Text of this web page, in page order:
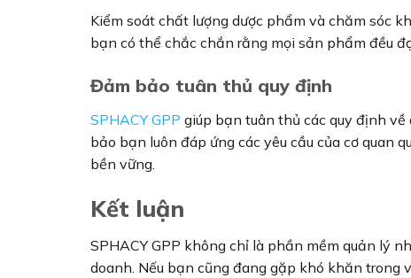
Kiểm soát chất lượng dược phẩm và chăm sóc
bạn có thể chắc chắn rằng mọi sản phẩm đều
Đảm bảo tuân thủ quy định
SPHACY GPP giúp bạn tuân thủ các quy định
bảo bạn luôn đáp ứng các yêu cầu của cơ quan
bền vững.
Kết luận
SPHACY GPP không chỉ là phần mềm quản lý
doanh. Nếu bạn cũng đang gặp khó khăn trong